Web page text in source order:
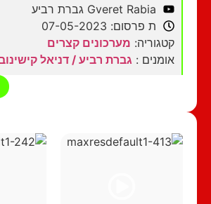
Gveret Rabia גברת רביע
ת פרסום: 07-05-2023
קטגוריה: מערכונים קצרים
אומנים : גברת רביע / דניאל